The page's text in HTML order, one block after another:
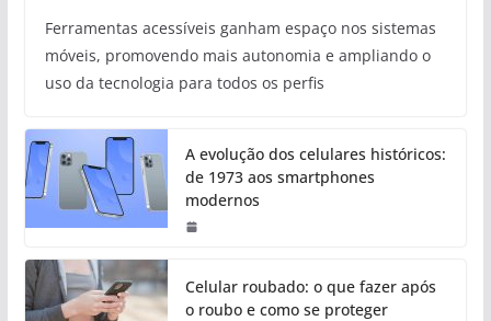
Ferramentas acessíveis ganham espaço nos sistemas
móveis, promovendo mais autonomia e ampliando o
uso da tecnologia para todos os perfis
A evolução dos celulares históricos:
de 1973 aos smartphones
modernos
Celular roubado: o que fazer após
o roubo e como se proteger